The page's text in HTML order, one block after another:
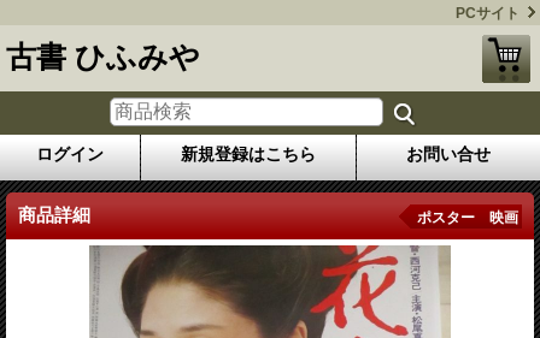
PCサイト
古書 ひふみや
ログイン 新規登録はこちら お問い合せ
商品詳細 ポスター 映画